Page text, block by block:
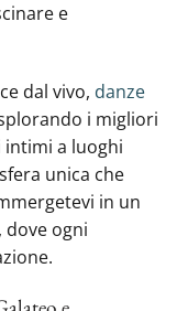
e
dal vivo, danze
i migliori
intimi a luoghi
unica che
in un
ogni